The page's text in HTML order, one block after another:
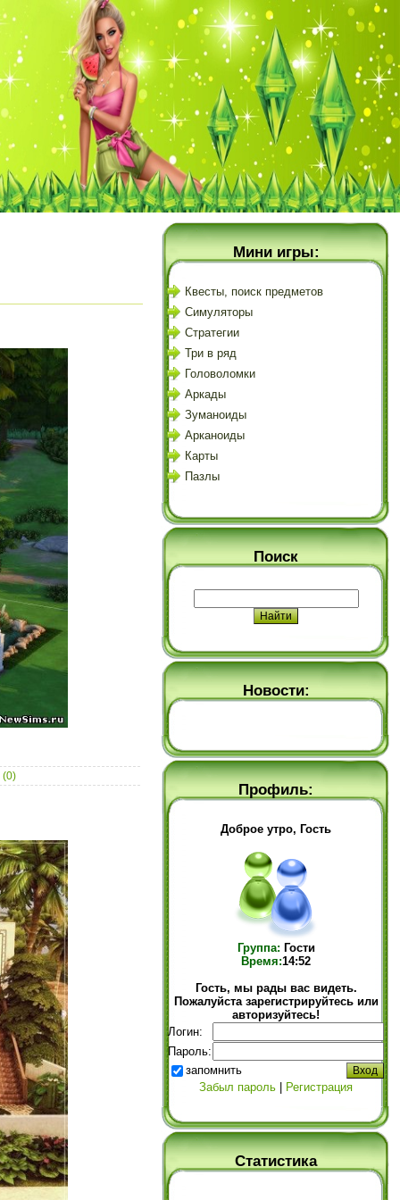
(0)
Мини игры:
Квесты, поиск предметов
Симуляторы
Стратегии
Три в ряд
Головоломки
Аркады
Зуманоиды
Арканоиды
Карты
Пазлы
Поиск
Новости:
Профиль:
Доброе утро, Гость
Группа: Гости
Время:14:52
Гость, мы рады вас видеть.
Пожалуйста зарегистрируйтесь или
авторизуйтесь!
Логин:
Пароль:
запомнить
Забыл пароль
Регистрация
Статистика